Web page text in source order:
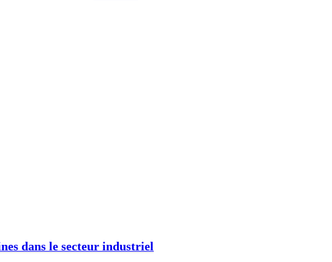
dans le secteur industriel